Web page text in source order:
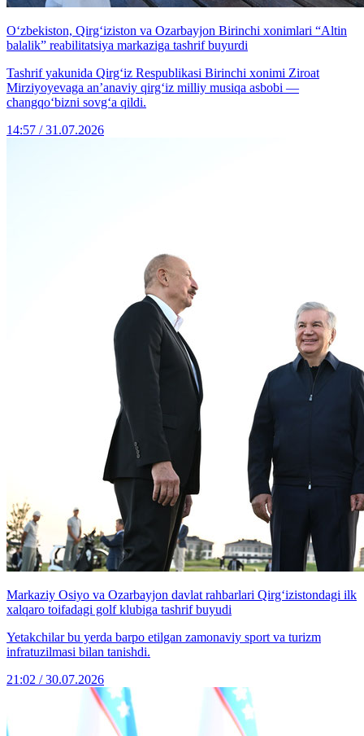
O‘zbekiston, Qirg‘iziston va Ozarbayjon Birinchi xonimlari “Altin
balalik” reabilitatsiya markaziga tashrif buyurdi
Tashrif yakunida Qirg‘iz Respublikasi Birinchi xonimi Ziroat
Mirziyoyevaga an’anaviy qirg‘iz milliy musiqa asbobi —
changqo‘bizni sovg‘a qildi.
14:57 / 31.07.2026
Markaziy Osiyo va Ozarbayjon davlat rahbarlari Qirg‘izistondagi ilk
xalqaro toifadagi golf klubiga tashrif buyudi
Yetakchilar bu yerda barpo etilgan zamonaviy sport va turizm
infratuzilmasi bilan tanishdi.
21:02 / 30.07.2026